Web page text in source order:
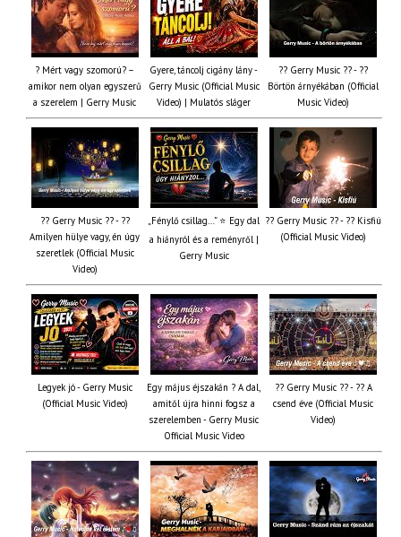
? Mért vagy szomorú? –
amikor nem olyan egyszerű
a szerelem | Gerry Music
Gyere, táncolj cigány lány -
Gerry Music (Official Music
Video) | Mulatós sláger
?? Gerry Music ?? - ??
Börtön árnyékában (Official
Music Video)
?? Gerry Music ?? - ??
Amilyen hülye vagy, én úgy
szeretlek (Official Music
Video)
„Fénylő csillag…” ⭐ Egy dal
a hiányról és a reményről |
Gerry Music
?? Gerry Music ?? - ?? Kisfiú
(Official Music Video)
Legyek jó - Gerry Music
(Official Music Video)
Egy május éjszakán ? A dal,
amitől újra hinni fogsz a
szerelemben - Gerry Music
Official Music Video
?? Gerry Music ?? - ?? A
csend éve (Official Music
Video)